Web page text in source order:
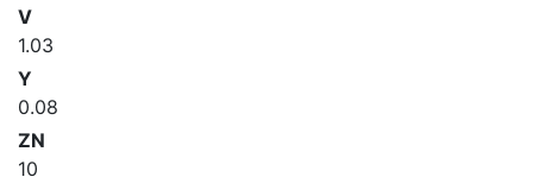
V
1.03
Y
0.08
ZN
10